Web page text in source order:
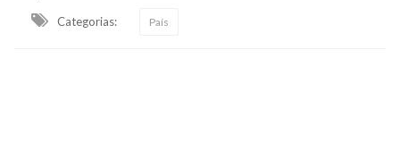
Categorias: País